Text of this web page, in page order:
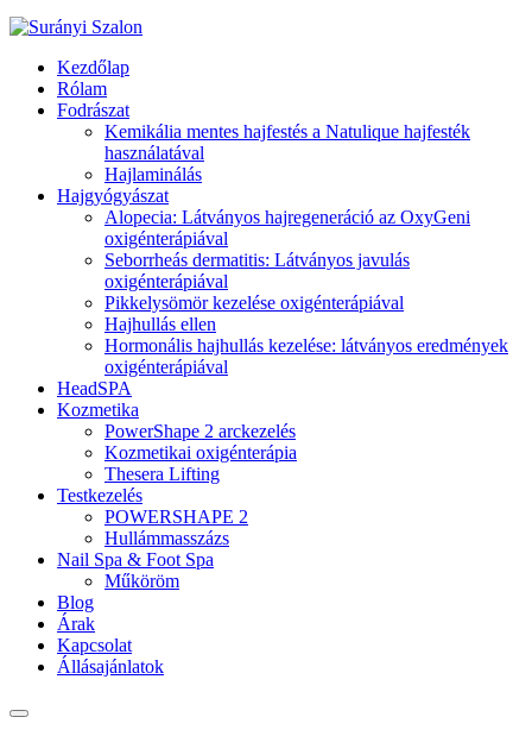
Kezdőlap
Rólam
Fodrászat
Kemikália mentes hajfestés a Natulique hajfesték
használatával
Hajlaminálás
Hajgyógyászat
Alopecia: Látványos hajregeneráció az OxyGeni
oxigénterápiával
Seborrheás dermatitis: Látványos javulás
oxigénterápiával
Pikkelysömör kezelése oxigénterápiával
Hajhullás ellen
Hormonális hajhullás kezelése: látványos eredmények
oxigénterápiával
HeadSPA
Kozmetika
PowerShape 2 arckezelés
Kozmetikai oxigénterápia
Thesera Lifting
Testkezelés
POWERSHAPE 2
Hullámmasszázs
Nail Spa & Foot Spa
Műköröm
Blog
Árak
Kapcsolat
Állásajánlatok